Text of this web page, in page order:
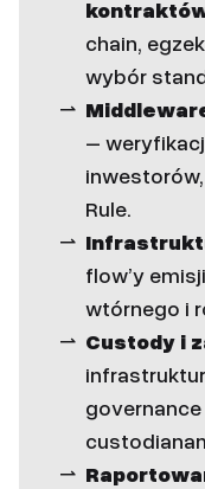
chain,
wybór
–
Rule.
flow’y
wtórnego i
Custody i